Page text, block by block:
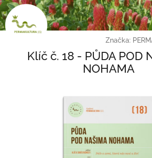
Přejít
na
obsah
Značka:
Klíč č. 18 - PŮDA POD
NOHAMA